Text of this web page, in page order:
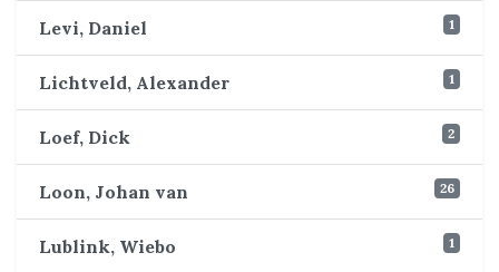
Levi, Daniel 1
Lichtveld, Alexander 1
Loef, Dick 2
Loon, Johan van 26
Lublink, Wiebo 1